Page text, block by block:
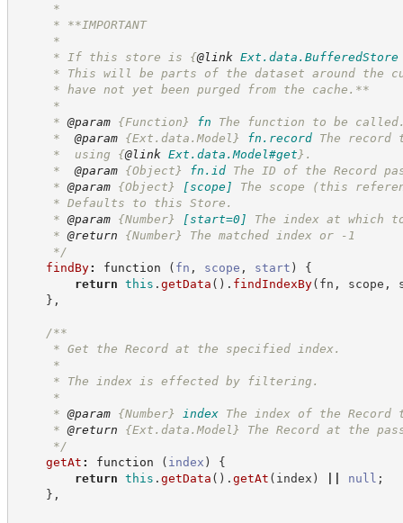
*
* **IMPORTANT
*
* If this store is {@link Ext.data.BufferedStore
* This will be parts of the dataset around the
* have not yet been purged from the cache.**
*
* @param {Function} fn
The function to be
* @param {Ext.data.Model} fn.record
The
*  using {@link Ext.data.Model#get } .
* @param {Object} fn.id
The ID of the Record
* @param {Object} [scope]
The scope (this
* Defaults to this Store.
* @param {Number} [start=0]
The index at which
* @return {Number}
The matched index or -1
*/
findBy: function ( fn , scope , start )
{
return this . getData ( ) . findIndexBy( fn , scope ,
} ,
/**
* Get the Record at the specified index.
*
* The index is effected by filtering.
*
* @param {Number} index
The index of the Record
* @return {Ext.data.Model}
The Record at the
*/
getAt : function ( index )
{
return this . getData ( ) . getAt ( index ) null ;
} ,